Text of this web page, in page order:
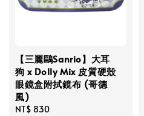
【三麗鷗Sanrio】大耳
狗 x Dolly Mix 皮質硬殼
眼鏡盒附拭鏡布 (哥德
風)
Regular
NT$ 830